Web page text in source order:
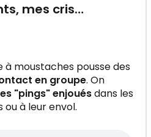
mes cris…
à moustaches pousse des
en groupe. On
"pings" enjouésdans les
ou à leur envol.